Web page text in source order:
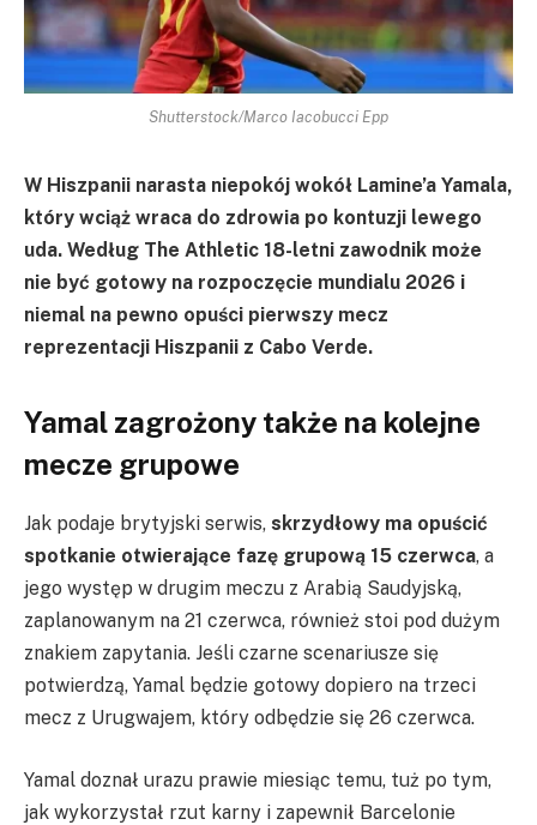
Shutterstock/Marco Iacobucci Epp
W Hiszpanii narasta niepokój wokół Lamine’a Yamala,
który wciąż wraca do zdrowia po kontuzji lewego
uda. Według The Athletic 18-letni zawodnik może
nie być gotowy na rozpoczęcie mundialu 2026 i
niemal na pewno opuści pierwszy mecz
reprezentacji Hiszpanii z Cabo Verde.
Yamal zagrożony także na kolejne
mecze grupowe
Jak podaje brytyjski serwis, skrzydłowy ma opuścić
spotkanie otwierające fazę grupową 15 czerwca, a
jego występ w drugim meczu z Arabią Saudyjską,
zaplanowanym na 21 czerwca, również stoi pod dużym
znakiem zapytania. Jeśli czarne scenariusze się
potwierdzą, Yamal będzie gotowy dopiero na trzeci
mecz z Urugwajem, który odbędzie się 26 czerwca.
Yamal doznał urazu prawie miesiąc temu, tuż po tym,
jak wykorzystał rzut karny i zapewnił Barcelonie